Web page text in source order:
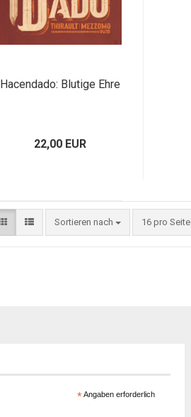
Hacendado: Blutige Ehre
22,00 EUR
Sortieren nach 16 pro Seite
*Angaben erforderlich